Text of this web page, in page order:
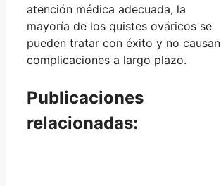
atención médica adecuada, la
mayoría de los quistes ováricos se
pueden tratar con éxito y no causan
complicaciones a largo plazo.
Publicaciones
relacionadas: